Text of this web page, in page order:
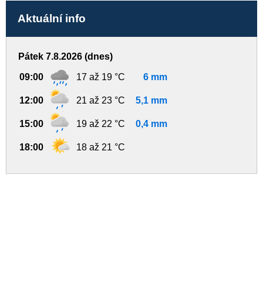
Aktuální info
Pátek 7.8.2026 (dnes)
09:00 17 až 19 °C 6 mm
12:00 21 až 23 °C 5,1 mm
15:00 19 až 22 °C 0,4 mm
18:00 18 až 21 °C